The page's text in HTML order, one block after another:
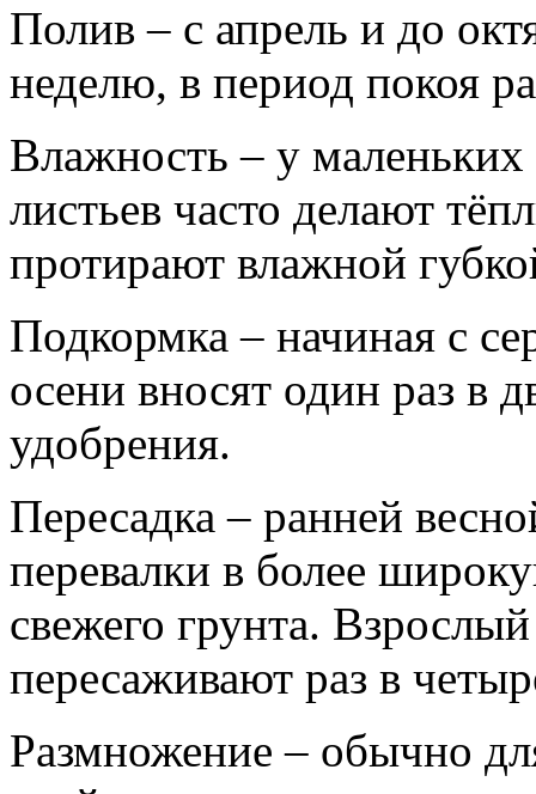
Полив – с апрель и до
неделю, в период покоя
Влажность – у маленьких
листьев часто делают
протирают влажной
Подкормка – начиная с
осени вносят один раз в
удобрения.
Пересадка – ранней
перевалки в более
свежего грунта.
пересаживают раз в
Размножение – обычно